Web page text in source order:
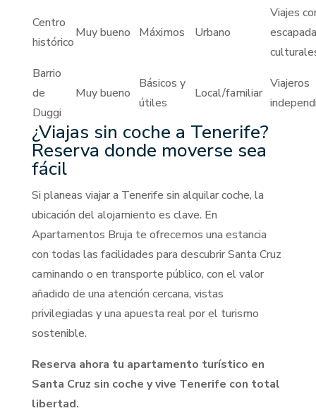
Centro
histórico
Muy bueno Máximos Urbano
Viajes
Barrio
de
Duggi
Muy bueno
Básicos y
útiles
Local/familiar
Viajeros
¿Viajas sin coche a Tenerife?
Reserva donde moverse sea
fácil
Si planeas viajar a Tenerife sin alquilar coche, la
ubicación del alojamiento es clave. En
Apartamentos Bruja te ofrecemos una estancia
con todas las facilidades para descubrir Santa Cruz
caminando o en transporte público, con el valor
añadido de una atención cercana, vistas
privilegiadas y una apuesta real por el turismo
sostenible.
Reserva ahora tu apartamento turístico en
Santa Cruz sin coche y vive Tenerife con total
libertad.